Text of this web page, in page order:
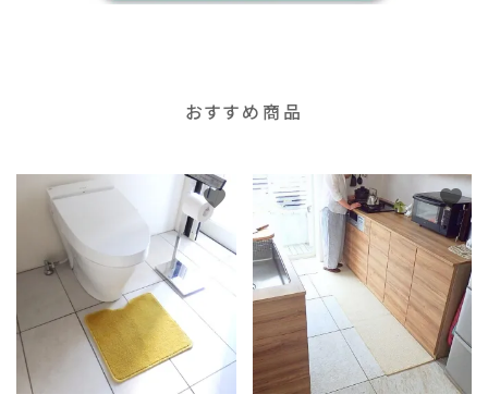
おすすめ商品
favorite favorite